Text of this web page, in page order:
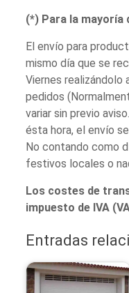
(*) Para la
El envío para
mismo día que se
Viernes realizándolo
pedidos
variar sin previo
ésta hora, el envío
No contando como
festivos locales o
Los costes de
impuesto de IVA
Entradas